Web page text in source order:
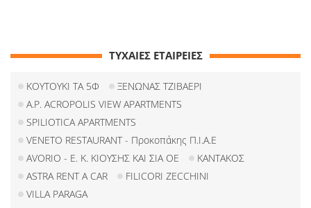
ΤΥΧΑΙΕΣ ΕΤΑΙΡΕΙΕΣ
KOYTOYKI ΤΑ 5Φ
ΞΕΝΩΝΑΣ ΤΖΙΒΑΕΡΙ
A.P. ACROPOLIS VIEW APARTMENTS
SPILIOTICA APARTMENTS
VENETO RESTAURANT - Προκοπάκης Π.Ι.Α.Ε
AVORIO - Ε. Κ. ΚΙΟΥΣΗΣ ΚΑΙ ΣΙΑ ΟΕ
ΚΑΝΤΑΚΟΣ
ASTRA RENT A CAR
FILICORI ZECCHINI
VILLA PARAGA